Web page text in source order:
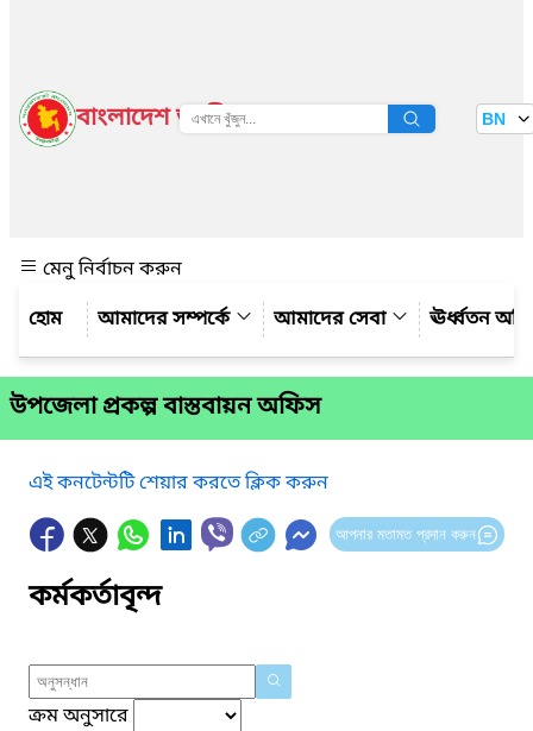
বাংলাদেশ জাতীয় তথ্য বাতায়ন BN
মেনু নির্বাচন করুন
আমাদের সম্পর্কে
আমাদের সেবা ঊর্ধ্বতন
উপজেলা প্রকল্প বাস্তবায়ন অফিস
এই কনটেন্টটি শেয়ার করতে ক্লিক করুন
আপনার মতামত প্রদান করুন
কর্মকর্তাবৃন্দ
ক্রম অনুসারে